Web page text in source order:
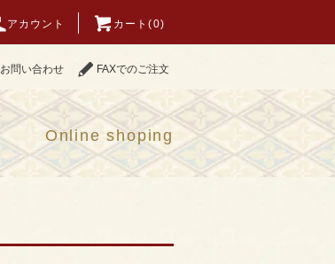
アカウント カート(0)
お問い合わせ FAXでのご注文
Online shoping